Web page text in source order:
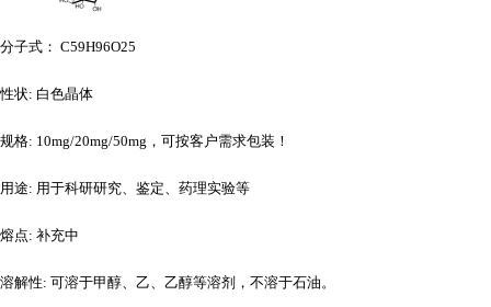
分子式： C59H96O25
性状: 白色晶体
规格: 10mg/20mg/50mg，可按客户需求包装！
用途: 用于科研研究、鉴定、药理实验等
熔点: 补充中
溶解性: 可溶于甲醇、乙、乙醇等溶剂，不溶于石油。